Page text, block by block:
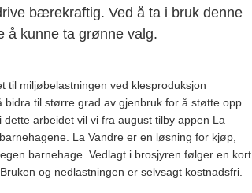
bærekraftig. Ved å ta i bruk denne
å kunne ta grønne valg.
til miljøbelastningen ved klesproduksjon
til større grad av gjenbruk for å støtte opp
arbeidet vil vi fra august tilby appen La
La Vandre er en løsning for kjøp,
barnehage. Vedlagt i brosjyren følger en kort
og nedlastningen er selvsagt kostnadsfri.